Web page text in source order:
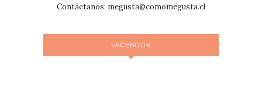
Contáctanos: megusta@comomegusta.cl
FACEBOOK